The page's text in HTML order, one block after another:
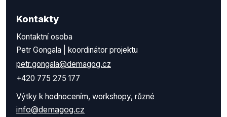
Kontakty
Kontaktní osoba
Petr Gongala | koordinátor projektu
petr.gongala@demagog.cz
+420 775 275 177
Výtky k hodnocením, workshopy, různé
info@demagog.cz